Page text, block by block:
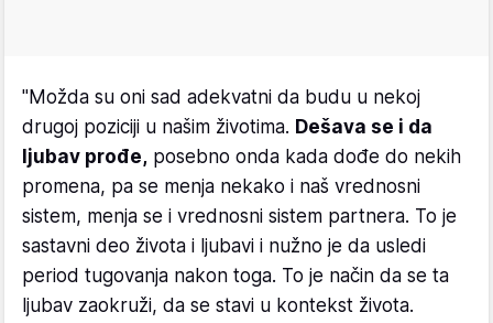
"Možda su oni sad adekvatni da budu u nekoj
drugoj poziciji u našim životima. Dešava se i da
ljubav prođe, posebno onda kada dođe do nekih
promena, pa se menja nekako i naš vrednosni
sistem, menja se i vrednosni sistem partnera. To je
sastavni deo života i ljubavi i nužno je da usledi
period tugovanja nakon toga. To je način da se ta
ljubav zaokruži, da se stavi u kontekst života.